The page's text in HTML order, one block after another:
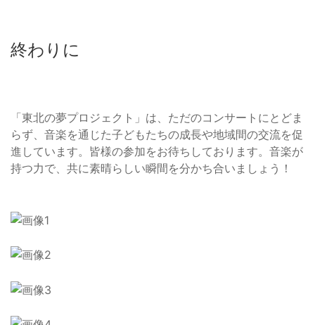
終わりに
「東北の夢プロジェクト」は、ただのコンサートにとどま
らず、音楽を通じた子どもたちの成長や地域間の交流を促
進しています。皆様の参加をお待ちしております。音楽が
持つ力で、共に素晴らしい瞬間を分かち合いましょう！